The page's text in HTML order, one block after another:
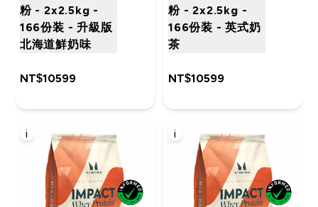
粉 - 2x2.5kg -
166份装 - 升級版
北海道鮮奶味
NT$10599‎
粉 - 2x2.5kg -
166份装 - 英式奶
茶
NT$10599‎
i i